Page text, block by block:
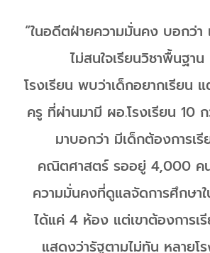
“ในอดีตฝ่ายความมั่นคง บอกว่า
ไม่สนใจเรียนวิชาพื้นฐาน
โรงเรียน พบว่าเด็กอยากเรียน แ
ครู ที่ผ่านมามี ผอ.โรงเรียน 10
มาบอกว่า มีเด็กต้องการเ
คณิตศาสตร์ รออยู่ 4,000 ค
ความมั่นคงที่ดูแลจัดการศึกษ
ได้แค่ 4 ห้อง แต่เขาต้องการ
แสดงว่ารัฐตามไม่ทัน หลายโ